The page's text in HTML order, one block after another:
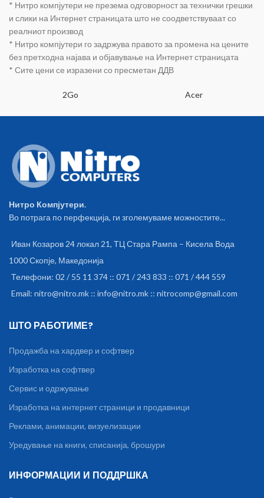
* Нитро компјутери не презема одговорност за технички грешки
и слики на Интернет страницата што не соодветствуваат со
реалниот производ
* Нитро компјутери го задржува правото за промена на цените
без претходна најава и објавување на Интернет страницата
* Сите цени се изразени со пресметан ДДВ
2Go Acer
Нитро Компјутери.
Во потрага по перфекција, ги зголемуваме можностите...
Иван Козаров 24 локал 21, ТЦ Стара Рампа – Кисела Вода
1000 Скопје, Македонија
Телефони: 02 / 55 11 374 :: 071 / 243 833 :: 071 / 444 559
Email: nitro@nitro.mk :: info@nitro.mk :: nitrocomp@gmail.com
ШТО РАБОТИМЕ?
Продажба на хардвер и софтвер
Изработка на софтвер
Сервис и одржување
Изработка на интернет страници и продавници
Реклами, анимации, визуелизации
Уредување на книги, списанија, брошури
ИНФОРМАЦИИ И ПОДДРШКА